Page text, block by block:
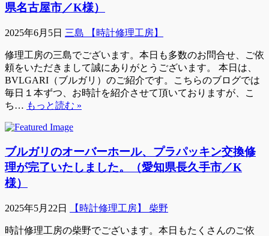
県名古屋市／K様）
2025年6月5日 三島 【時計修理工房】
修理工房の三島でございます。本日も多数のお問合せ、ご依
頼をいただきまして誠にありがとうございます。 本日は、
BVLGARI（ブルガリ）のご紹介です。こちらのブログでは
毎日１本ずつ、お時計を紹介させて頂いておりますが、こ
ち… もっと読む »
ブルガリのオーバーホール、プラパッキン交換修
理が完了いたしました。（愛知県長久手市／K
様）
2025年5月22日 【時計修理工房】 柴野
時計修理工房の柴野でございます。本日もたくさんのご依